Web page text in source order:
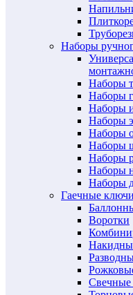
Наборы
Наборы
Наборы
Наборы
Наборы
Наборы
Наборы
Наборы
Наборы
Наборы
Гаечные ключи
Воротки